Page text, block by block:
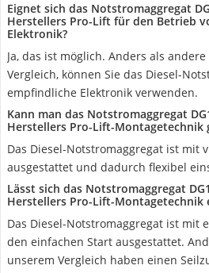
Eignet sich das Notstromaggregat
Herstellers Pro-Lift für den Betrieb
Elektronik?
Ja, das ist möglich. Anders als
Vergleich, können Sie das Diesel-
empfindliche Elektronik verwenden.
Kann man das Notstromaggregat
Herstellers Pro-Lift-Montagetechnik
Das Diesel-Notstromaggregat ist mit
ausgestattet und dadurch flexibel
Lässt sich das Notstromaggregat
Herstellers Pro-Lift-Montagetechnik
Das Diesel-Notstromaggregat ist mit
den einfachen Start ausgestattet.
unserem Vergleich haben einen